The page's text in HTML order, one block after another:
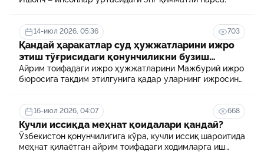
14-июл 2026, 05:36 703
Қандай ҳаракатлар суд ҳужжатларини ижро
этиш тўғрисидаги қонунчиликни бузиш
ҳисобланади? 5 муҳим факт
Айрим тоифадаги ижро ҳужжатларини Мажбурий ижро
бюросига тақдим этилгунига қадар уларнинг ижросини
16-июл 2026, 04:07 668
Кучли иссиқда меҳнат қоидалари қандай?
Ўзбекистон қонунчилигига кўра, кучли иссиқ шароитида
меҳнат қилаётган айрим тоифадаги ходимларга иш